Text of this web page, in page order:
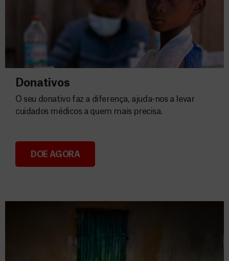
Donativos
Donativos
O seu donativo faz a diferença, ajuda-nos a levar
cuidados médicos a quem mais precisa.
DOE AGORA